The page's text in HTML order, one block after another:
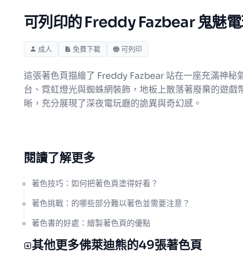
可列印的 Freddy Fazbear 鬼魅
成人 免費下載 可列印
這張著色頁描繪了 Freddy Fazbear 站在一座充滿神秘
台、霓虹燈光與蜘蛛網裝飾，地板上散落著廢棄的遊
晰，充分展現了深夜電玩廳的詭異與奇幻感。
閱讀了解更多
著色技巧：如何把著色頁塗得好看？
著色挑戰：的哪些部分難以著色並需要注意？
著色書的好處：繪製著色頁的優點
其他更多佛萊迪熊的49張著色頁